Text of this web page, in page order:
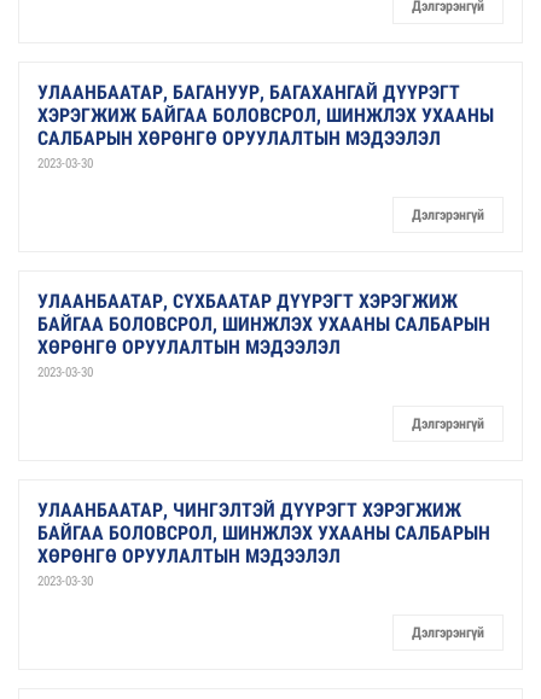
Дэлгэрэнгүй
УЛААНБААТАР, БАГАНУУР, БАГАХАНГАЙ ДҮҮРЭГТ
ХЭРЭГЖИЖ БАЙГАА БОЛОВСРОЛ, ШИНЖЛЭХ УХААНЫ
САЛБАРЫН ХӨРӨНГӨ ОРУУЛАЛТЫН МЭДЭЭЛЭЛ
2023-03-30
Дэлгэрэнгүй
УЛААНБААТАР, СҮХБААТАР ДҮҮРЭГТ ХЭРЭГЖИЖ
БАЙГАА БОЛОВСРОЛ, ШИНЖЛЭХ УХААНЫ САЛБАРЫН
ХӨРӨНГӨ ОРУУЛАЛТЫН МЭДЭЭЛЭЛ
2023-03-30
Дэлгэрэнгүй
УЛААНБААТАР, ЧИНГЭЛТЭЙ ДҮҮРЭГТ ХЭРЭГЖИЖ
БАЙГАА БОЛОВСРОЛ, ШИНЖЛЭХ УХААНЫ САЛБАРЫН
ХӨРӨНГӨ ОРУУЛАЛТЫН МЭДЭЭЛЭЛ
2023-03-30
Дэлгэрэнгүй